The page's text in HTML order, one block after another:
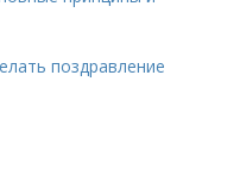
поздравление